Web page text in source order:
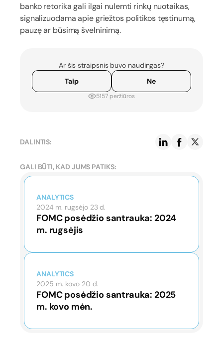
banko retorika gali ilgai nulemti rinkų nuotaikas,
signalizuodama apie griežtos politikos tęstinumą,
pauzę ar būsimą švelninimą.
Ar šis straipsnis buvo naudingas?
Taip
Ne
5157 peržiūros
DALINTIS:
GALI BŪTI, KAD JUMS PATIKS:
ANALYTICS
2024 m. rugsėjo 23 d.
FOMC posėdžio santrauka: 2024
m. rugsėjis
ANALYTICS
2025 m. kovo 20 d.
FOMC posėdžio santrauka: 2025
m. kovo mėn.